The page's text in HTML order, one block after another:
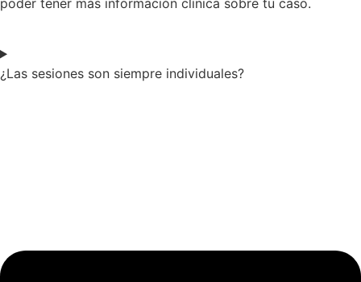
poder tener más información clínica sobre tu caso.
¿Las sesiones son siempre individuales?